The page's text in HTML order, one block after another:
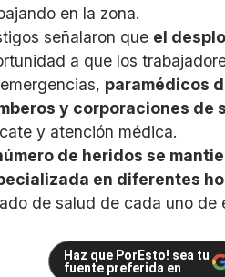
en la zona.
señalaron que el
a que los
paramédicos
y corporaciones de
y atención médica.
de heridos se
en diferentes
de salud de cada uno de
Haz que PorEsto! sea tu
fuente preferida en